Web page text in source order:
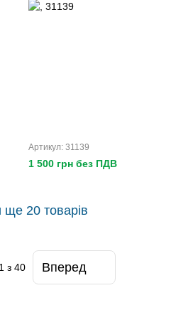
Артикул: 31139
1 500 грн без ПДВ
ще 20 товарів
1 з 40 Вперед